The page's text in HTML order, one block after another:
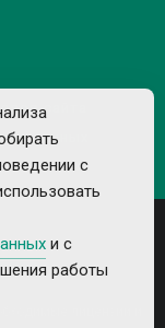
сайта
данных
лицензии и
с
и с
работы